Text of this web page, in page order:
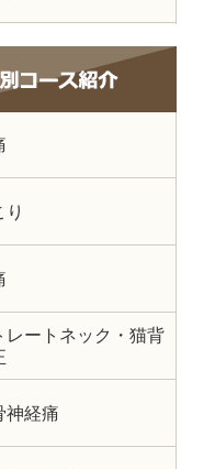
り
レートネック・猫背
神経痛